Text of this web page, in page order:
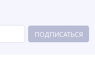
ПОДПИСАТЬСЯ